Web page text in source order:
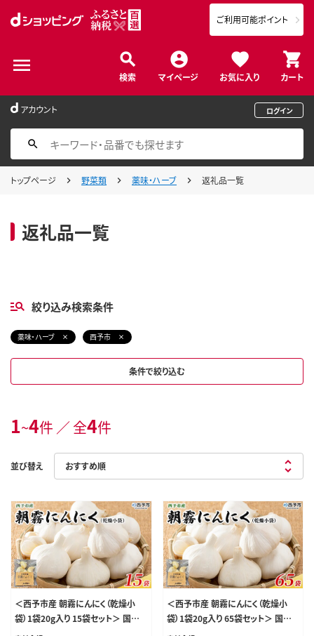
検索 マイページ お気に入り カート
ご利用可能ポイント
アカウント ログイン
トップページ 野菜類 薬味・ハーブ 返礼品一覧
返礼品一覧
絞り込み検索条件
薬味・ハーブ 西予市
条件で絞り込む
1~4件 ／ 全4件
並び替え
＜西予市産 朝霧にんにく（乾燥小
袋）1袋20g入り 15袋セット＞ 国産
ニンニク 小分け 15袋 セット 愛媛県
＜西予市産 朝霧にんにく（乾燥小
袋）1袋20g入り 65袋セット＞ 国産
ニンニク 小分け 65袋 セット 愛媛県